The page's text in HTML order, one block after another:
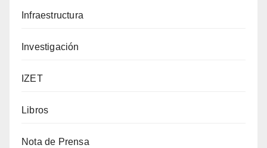
Infraestructura
Investigación
IZET
Libros
Nota de Prensa